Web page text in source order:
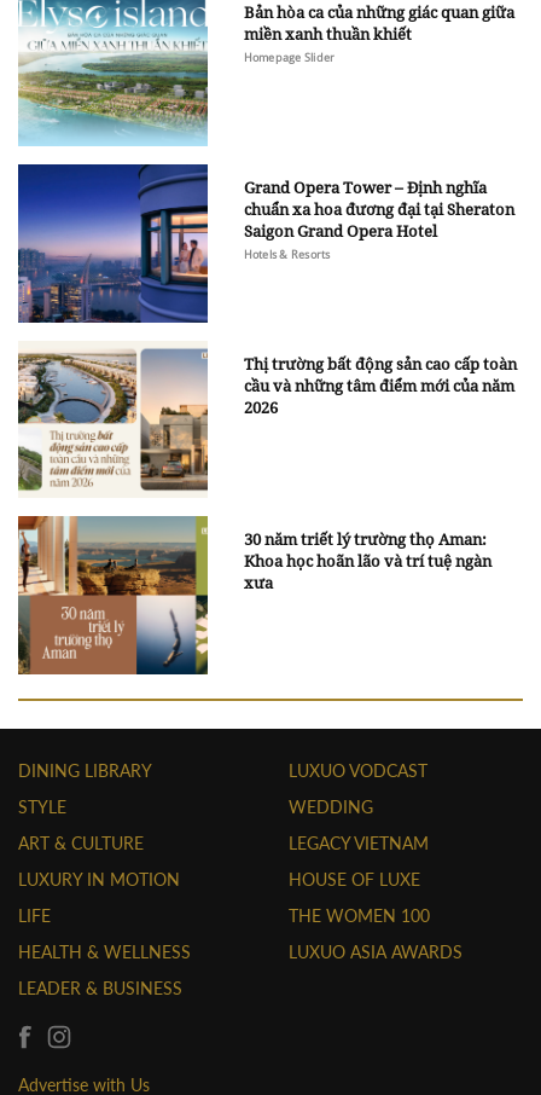
Bản hòa ca của những giác quan giữa
miền xanh thuần khiết
Homepage Slider
Grand Opera Tower – Định nghĩa
chuẩn xa hoa đương đại tại Sheraton
Saigon Grand Opera Hotel
Hotels & Resorts
Thị trường bất động sản cao cấp toàn
cầu và những tâm điểm mới của năm
2026
30 năm triết lý trường thọ Aman:
Khoa học hoãn lão và trí tuệ ngàn
xưa
DINING LIBRARY
STYLE
ART & CULTURE
LUXURY IN MOTION
LIFE
HEALTH & WELLNESS
LEADER & BUSINESS
LUXUO VODCAST
WEDDING
LEGACY VIETNAM
HOUSE OF LUXE
THE WOMEN 100
LUXUO ASIA AWARDS
Advertise with Us